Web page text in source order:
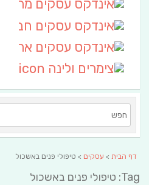
דף הבית > עסקים > טיפולי פנים באשכול
Tag: טיפולי פנים באשכול